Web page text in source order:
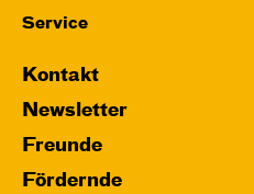
Service
Kontakt
Newsletter
Freunde
Fördernde